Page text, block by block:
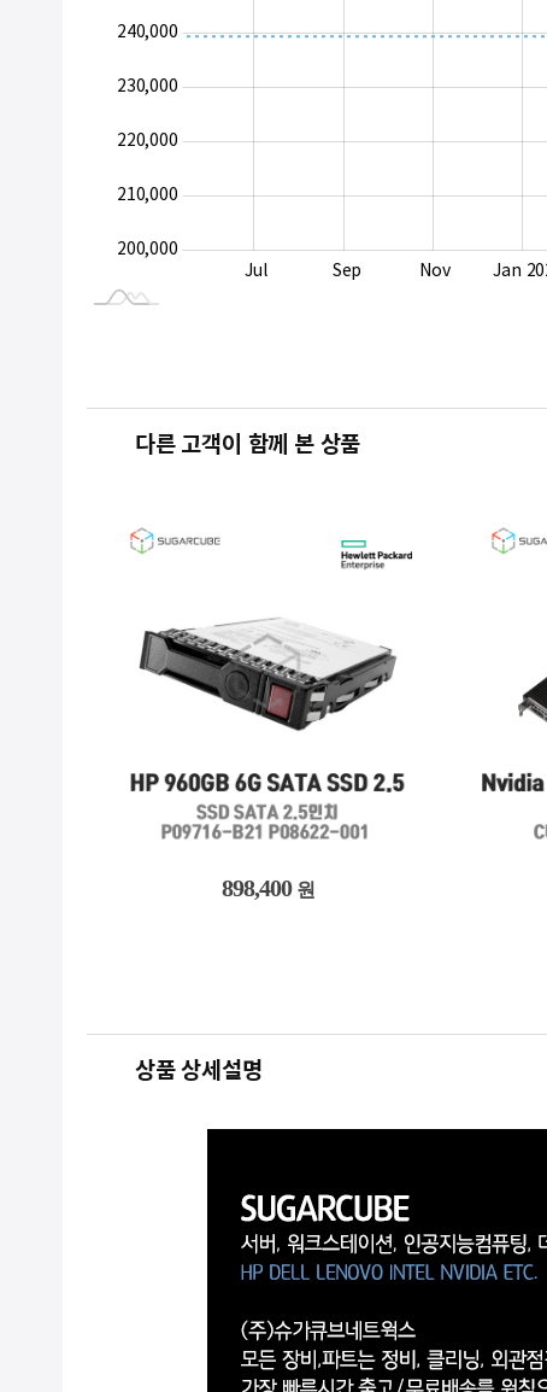
200,000
210,000
220,000
230,000
240,000
Jul Sep Nov Jan
다른 고객이 함께 본 상품
2,731,200원
상품 상세설명